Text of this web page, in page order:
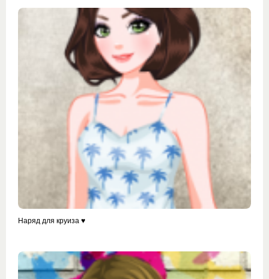
Наряд для круиза ♥